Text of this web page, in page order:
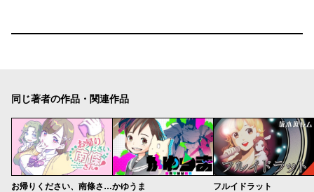
同じ著者の作品・関連作品
お帰りください、南條さん！かゆうま フルイドラット